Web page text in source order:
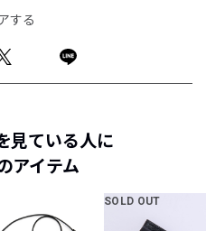
する
見ている人に
アイテム
SOLD OUT